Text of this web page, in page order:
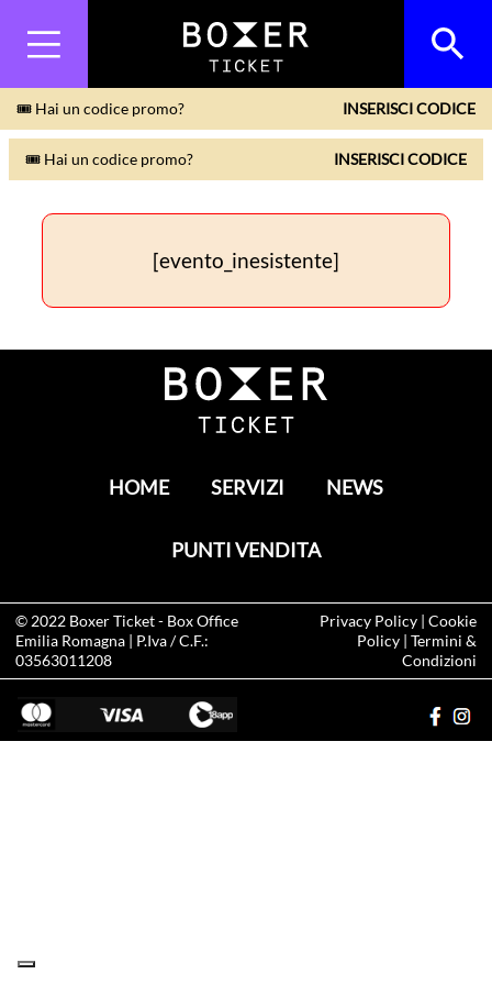
🎟 Hai un codice promo? INSERISCI CODICE
🎟 Hai un codice promo? INSERISCI CODICE
[evento_inesistente]
HOME SERVIZI NEWS
PUNTI VENDITA
© 2022 Boxer Ticket- Box Office
Emilia Romagna | P.Iva / C.F.:
03563011208
Privacy Policy| Cookie
Policy| Termini &
Condizioni